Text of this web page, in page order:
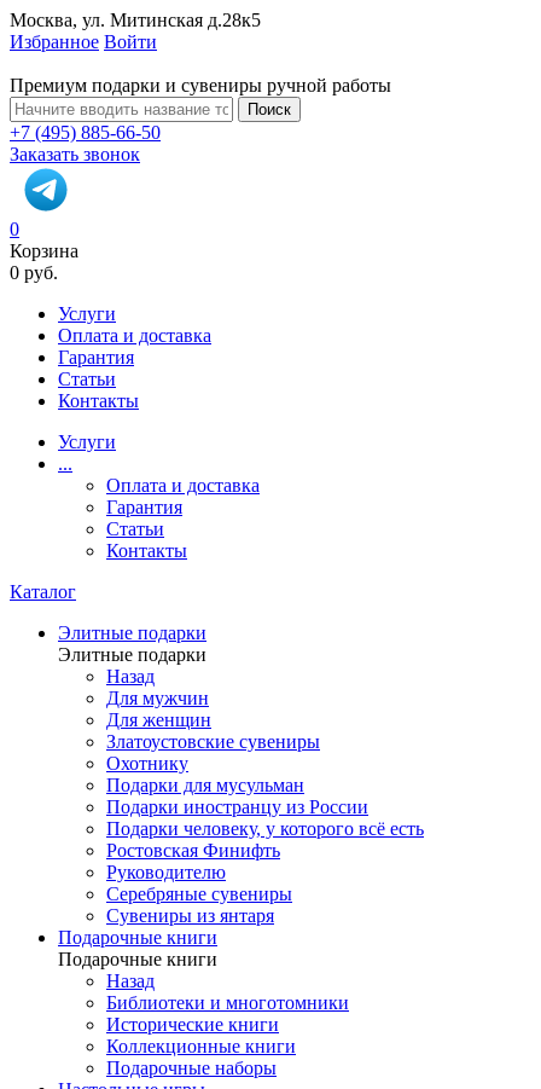
Москва, ул. Митинская д.28к5
Избранное Войти
Премиум подарки и сувениры ручной работы
Поиск
+7 (495) 885-66-50
Заказать звонок
0
Корзина
0 руб.
Услуги
Оплата и доставка
Гарантия
Статьи
Контакты
Услуги
...
Оплата и доставка
Гарантия
Статьи
Контакты
Каталог
Элитные подарки
Элитные подарки
Назад
Для мужчин
Для женщин
Златоустовские сувениры
Охотнику
Подарки для мусульман
Подарки иностранцу из России
Подарки человеку, у которого всё есть
Ростовская Финифть
Руководителю
Серебряные сувениры
Сувениры из янтаря
Подарочные книги
Подарочные книги
Назад
Библиотеки и многотомники
Исторические книги
Коллекционные книги
Подарочные наборы